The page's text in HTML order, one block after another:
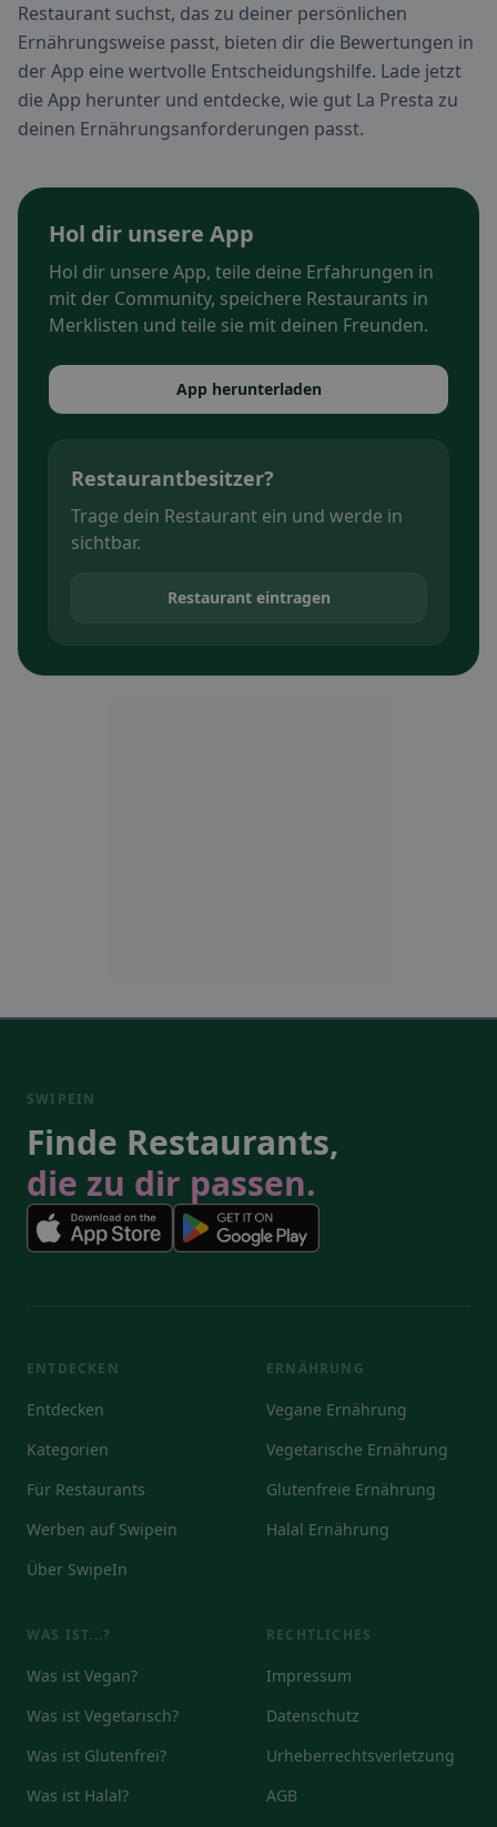
Restaurant suchst, das zu deiner persönlichen
Ernährungsweise passt, bieten dir die Bewertungen in
der App eine wertvolle Entscheidungshilfe. Lade jetzt
die App herunter und entdecke, wie gut La Presta zu
deinen Ernährungsanforderungen passt.
Hol dir unsere App
Hol dir unsere App, teile deine Erfahrungen in
mit der Community, speichere Restaurants in
Merklisten und teile sie mit deinen Freunden.
App herunterladen
Restaurantbesitzer?
Trage dein Restaurant ein und werde in
sichtbar.
Restaurant eintragen
SWIPEIN
Finde Restaurants,
die zu dir passen.
ENTDECKEN
Entdecken
Kategorien
Für Restaurants
Werben auf Swipein
Über SwipeIn
ERNÄHRUNG
Vegane Ernährung
Vegetarische Ernährung
Glutenfreie Ernährung
Halal Ernährung
WAS IST...?
Was ist Vegan?
Was ist Vegetarisch?
Was ist Glutenfrei?
Was ist Halal?
RECHTLICHES
Impressum
Datenschutz
Urheberrechtsverletzung
AGB